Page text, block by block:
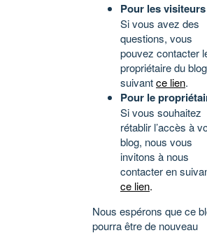
Pour les visiteurs
Si vous avez des
questions, vous
pouvez contacter
propriétaire du
suivantce lien.
Pour le
Si vous souhaitez
rétablir l’accès à
blog, nous vous
invitons à nous
contacter en
ce lien.
Nous espérons que ce
pourra être de nouveau